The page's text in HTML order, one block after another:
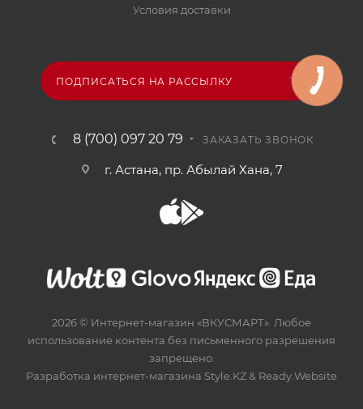
Условия доставки
ПОДПИСАТЬСЯ НА РАССЫЛКУ
8 (700) 097 20 79 ЗАКАЗАТЬ ЗВОНОК
г. Астана, пр. Абылай Хана, 7
2026 © Интернет-магазин «ВКУСМАРТ». Любое
использование контента без письменного разрешения
запрещено.
Разработка интернет-магазина Style.KZ& Ready.Website